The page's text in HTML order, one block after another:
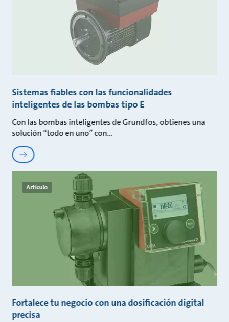
Sistemas fiables con las funcionalidades
inteligentes de las bombas tipo E
Con las bombas inteligentes de Grundfos, obtienes una
solución “todo en uno” con
Artículo
Fortalece tu negocio con una dosificación digital
precisa